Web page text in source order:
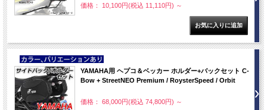
価格： 10,100円(税込 11,110円) ～
NEW
YAMAHA用 ヘプコ＆ベッカー ホルダー+バックセット C-
Bow + StreetNEO Premium / RoysterSpeed / Orbit
価格： 68,000円(税込 74,800円) ～